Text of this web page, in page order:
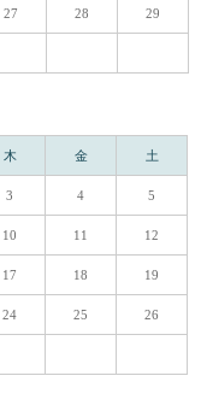
27 28 29
木 金 土
3 4 5
10 11 12
17 18 19
24 25 26